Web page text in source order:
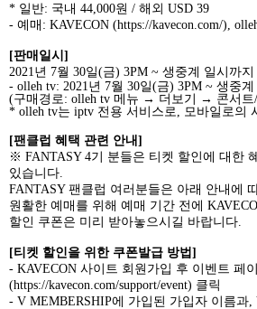
* 일반: 국내 44,000원 / 해외 USD 39
- 예매 : KAVECON (https://kavecon.com/),
[판매일시 ]
2021 년 7월 30일(금) 3PM ~ 생중계 일시까지
- olleh tv: 2021 년 7월 30일(금) 3PM ~ 생중계
(구매경로 : olleh tv 메뉴 → 더보기 → 콘서트/
* olleh tv는 iptv 전용 서비스로 모바일로의
[팬클럽 혜택 관련 안내 ]
※ FANTASY 4기 분들은 티켓 할인에 대한
있습니다
FANTASY 팬클럽 여러분들은 아래 안내에
원활한 예매를 위해 예매 기간 전에
할인 쿠폰은 미리 받아놓으시길 바랍니다
[티켓 할인을 위한 쿠폰발급 방법 ]
- KAVECON 사이트 회원가입 후 이벤트 페이
(https://kavecon.com/support/event) 클릭
- V MEMBERSHIP에 가입된 가입자 이름과